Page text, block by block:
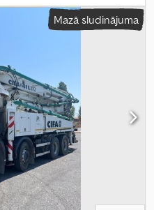
2024, Aprīkojums:ABS,
(ESP), gaisaMazā sludinājuma